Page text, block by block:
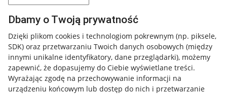
Dbamy o Twoją prywatność
Dzięki plikom cookies i technologiom pokrewnym (np. piksele,
SDK) oraz przetwarzaniu Twoich danych osobowych (między
innymi unikalne identyfikatory, dane przeglądarki), możemy
zapewnić, że dopasujemy do Ciebie wyświetlane treści.
Wyrażając zgodę na przechowywanie informacji na
urządzeniu końcowym lub dostęp do nich i przetwarzanie